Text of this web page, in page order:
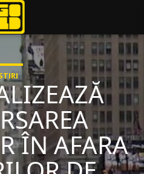
ÎN AFARA